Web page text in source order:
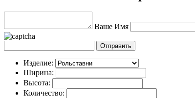
Ваше Имя
Изделие:
Ширина:
Высота:
Количество: